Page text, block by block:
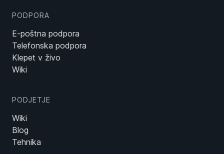
PODPORA
E-poštna podpora
Telefonska podpora
Klepet v živo
Wiki
PODJETJE
Wiki
Blog
Tehnika